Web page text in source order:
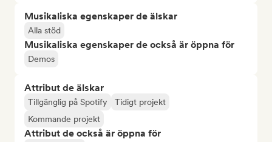
Musikaliska egenskaper de älskar
Alla stöd
Musikaliska egenskaper de också är öppna för
Demos
Attribut de älskar
Tillgänglig på Spotify
Tidigt projekt
Kommande projekt
Attribut de också är öppna för